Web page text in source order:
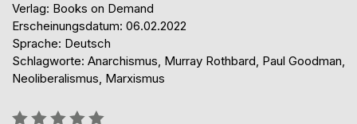
Verlag: Books on Demand
Erscheinungsdatum: 06.02.2022
Sprache: Deutsch
Schlagworte: Anarchismus, Murray Rothbard, Paul Goodman,
Neoliberalismus, Marxismus
Bewertung::